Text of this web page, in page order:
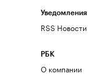
Уведомления
RSS Новости
РБК
О компании